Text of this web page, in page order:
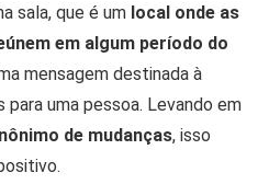
sala, que é um local onde as
em algum período do
mensagem destinada à
para uma pessoa. Levando em
de mudanças, isso